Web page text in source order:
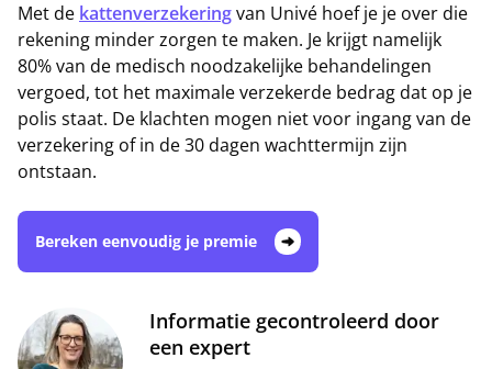
Met de kattenverzekeringvan Univé hoef je je over die
rekening minder zorgen te maken. Je krijgt namelijk
80% van de medisch noodzakelijke behandelingen
vergoed, tot het maximale verzekerde bedrag dat op je
polis staat. De klachten mogen niet voor ingang van de
verzekering of in de 30 dagen wachttermijn zijn
ontstaan.
Bereken eenvoudig je premie
Informatie gecontroleerd door
een expert